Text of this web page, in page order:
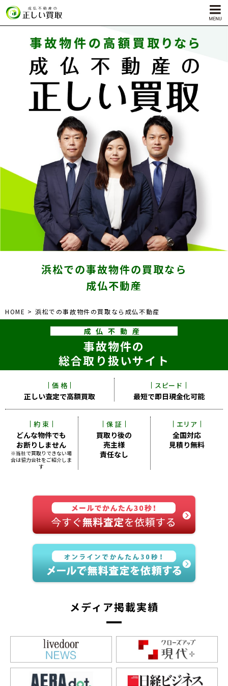
サービス内容
孤独死物件買取
自殺物件買取
殺人物件買取
ゴミ屋敷物件買取
対応エリア
東京
新宿
仙台
高崎
横浜
大和
埼玉
千葉
名古屋
福岡
浜松での事故物件の買取なら
成仏不動産
HOME 浜松での事故物件の買取なら成仏不動産
成仏不動産
事故物件の
総合取り扱いサイト
価 格
正しい査定で高額買取
スピード
最短で即日現金化可能
約 束
どんな物件でも
お断りしません
※当社で買取りできない場
合は協力会社をご紹介しま
す
保 証
買取り後の
売主様
責任なし
エリア
全国対応
見積り無料
メディア掲載実績